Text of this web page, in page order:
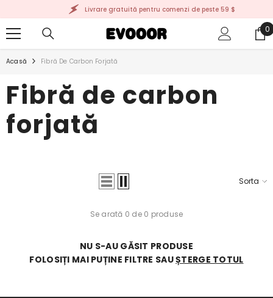
TRECI LA CONȚINUT Livrare gratuită pentru comenzi de peste 59 $
0
0
Acasă Fibră De Carbon Forjată
Fibră de carbon
forjată
Sorta
Se arată 0 de 0 produse
NU S-AU GĂSIT PRODUSE
FOLOSIȚI MAI PUȚINE FILTRE SAUȘTERGE TOTUL